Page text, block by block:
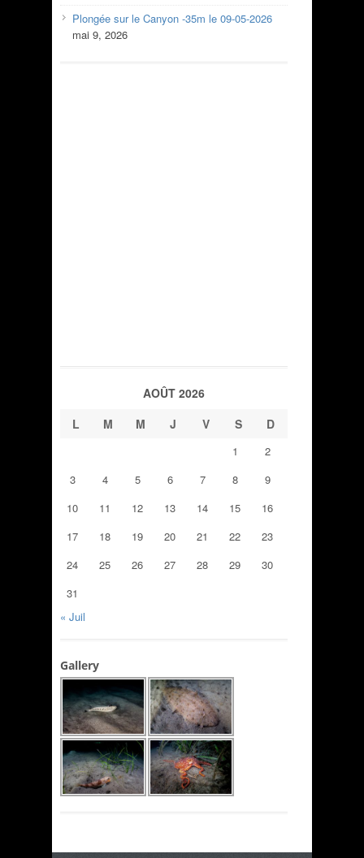
Plongée sur le Canyon -35m le 09-05-2026
mai 9, 2026
AOÛT 2026
L
M M J V S D
1
2
3
4 5 6 7 8
9
10
11 12 13 14 15
16
17
18 19 20 21 22
23
24
25 26 27 28 29
30
31
« Juil
Gallery